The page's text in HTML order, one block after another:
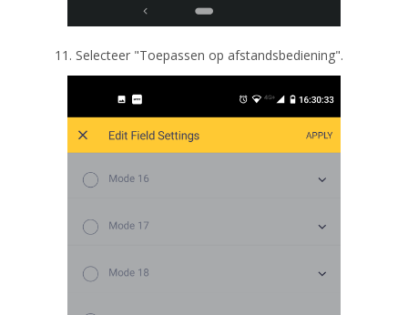
11. Selecteer "Toepassen op afstandsbediening".